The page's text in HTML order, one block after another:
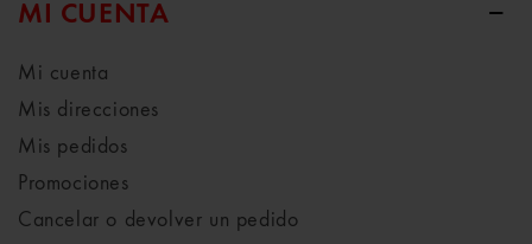
MI CUENTA
Mi cuenta
Mis direcciones
Mis pedidos
Promociones
Cancelar o devolver un pedido